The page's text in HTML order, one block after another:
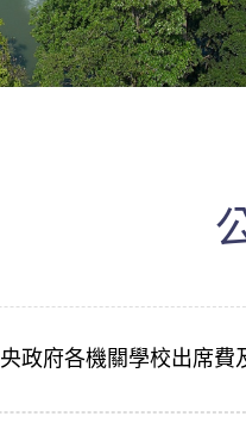
政府各機關學校出席